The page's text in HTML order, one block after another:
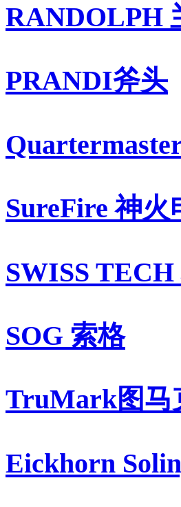
RANDOLPH
PRANDI斧头
SureFire 神火
SWISS
SOG 索格
TruMark图马
Eickhorn